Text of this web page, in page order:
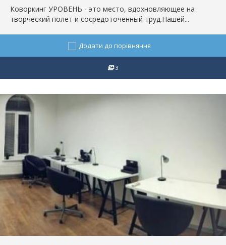
Коворкинг УРОВЕНЬ - это место, вдохновляющее на
творческий полет и сосредоточенный труд.Нашей...
Додати до порівняння
3